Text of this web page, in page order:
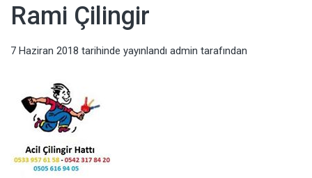
Rami Çilingir
7 Haziran 2018 tarihinde yayınlandı admin tarafından